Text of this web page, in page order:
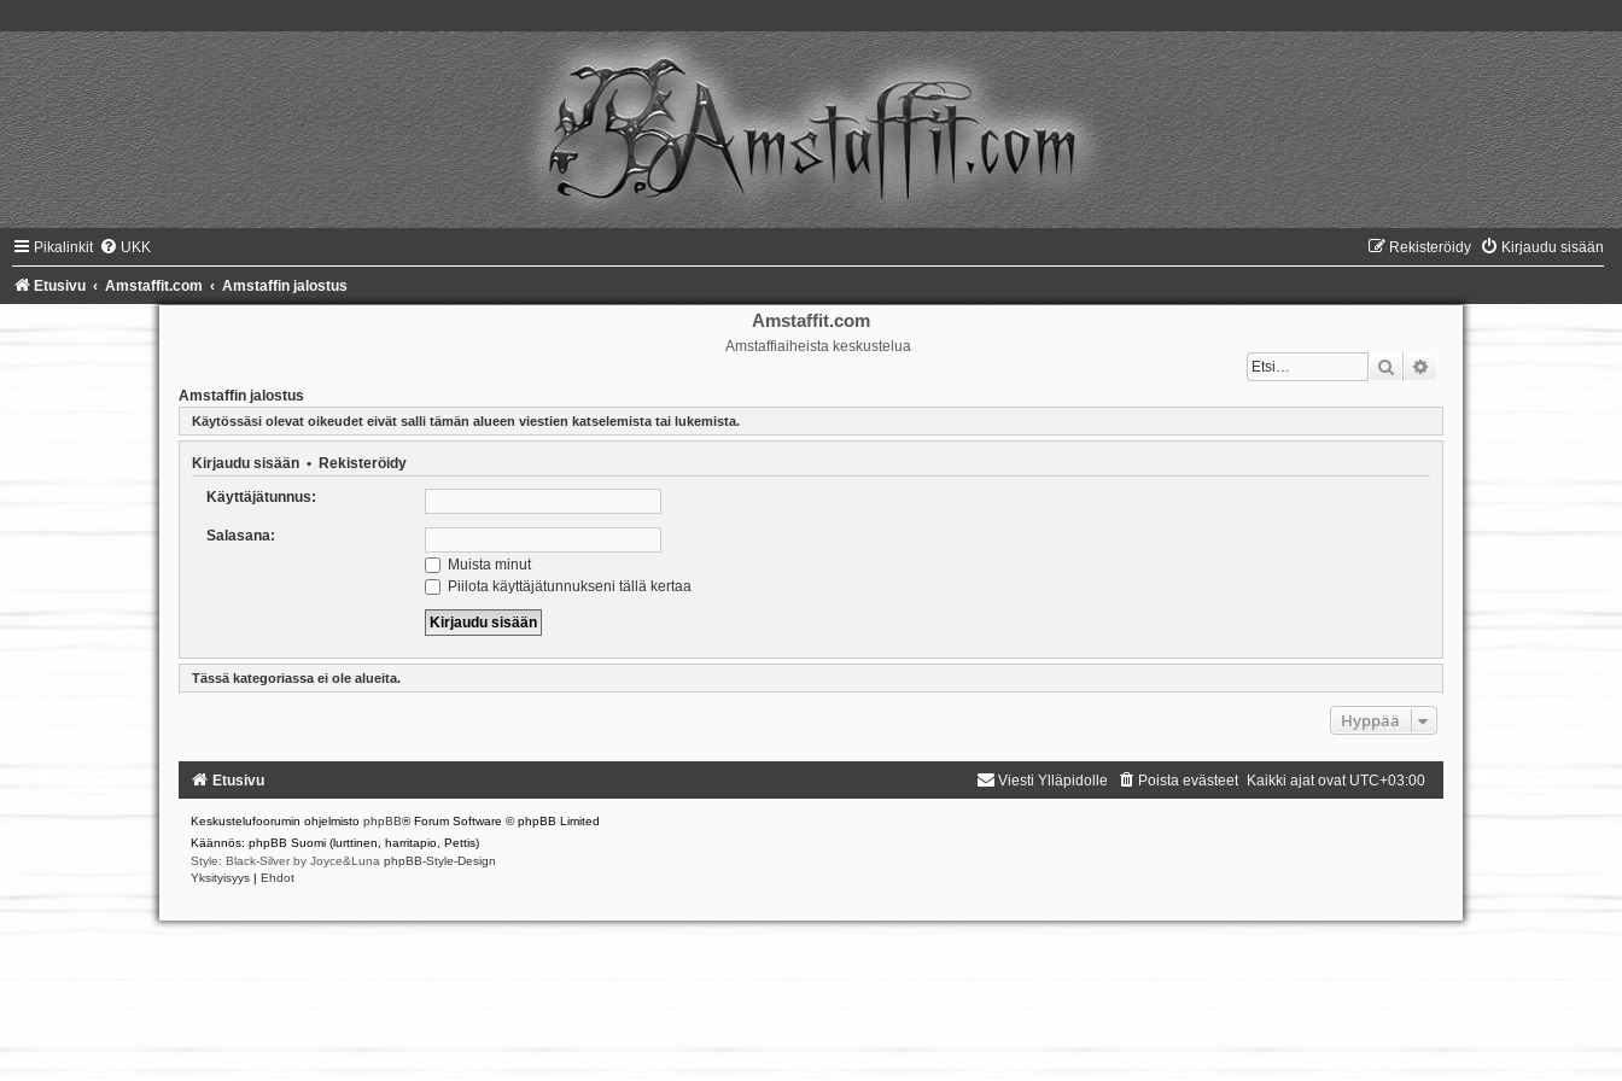
Pikalinkit UKK Kirjaudu sisään
Rekisteröidy
Etusivu Amstaffit.com Amstaffin jalostus
Amstaffit.com
Amstaffiaiheista keskustelua
Etsi
Amstaffin jalostus
Käytössäsi olevat oikeudet eivät salli tämän alueen viestien katselemista tai lukemista.
Kirjaudu sisään• Rekisteröidy
Käyttäjätunnus:
Salasana:
Muista minut
Piilota käyttäjätunnukseni tällä kertaa
Tässä kategoriassa ei ole alueita.
Hyppää
Etusivu Kaikki ajat ovat UTC+03:00
Poista evästeet
Viesti Ylläpidolle
Keskustelufoorumin ohjelmisto phpBB® Forum Software © phpBB Limited
Käännös: phpBB Suomi (lurttinen, harritapio, Pettis)
Style: Black-Silver by Joyce&Luna phpBB-Style-Design
Yksityisyys | Ehdot